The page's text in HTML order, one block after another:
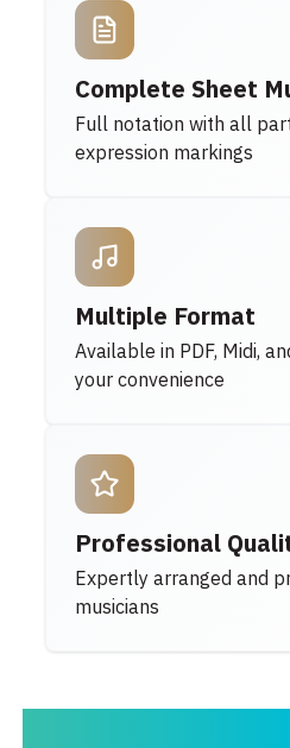
Complete Sheet
Full notation with all
expression markings
Multiple Format
Available in PDF, Midi,
your convenience
Professional
Expertly arranged and
musicians